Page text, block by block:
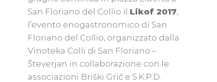
San Floriano del Collio il Likof 2017,
l’evento enogastronomico di San
Floriano del Collio, organizzato dalla
Vinoteka Colli di San Floriano –
Števerjan in collaborazione con le
associazioni Briški Grič e S.K.P.D.